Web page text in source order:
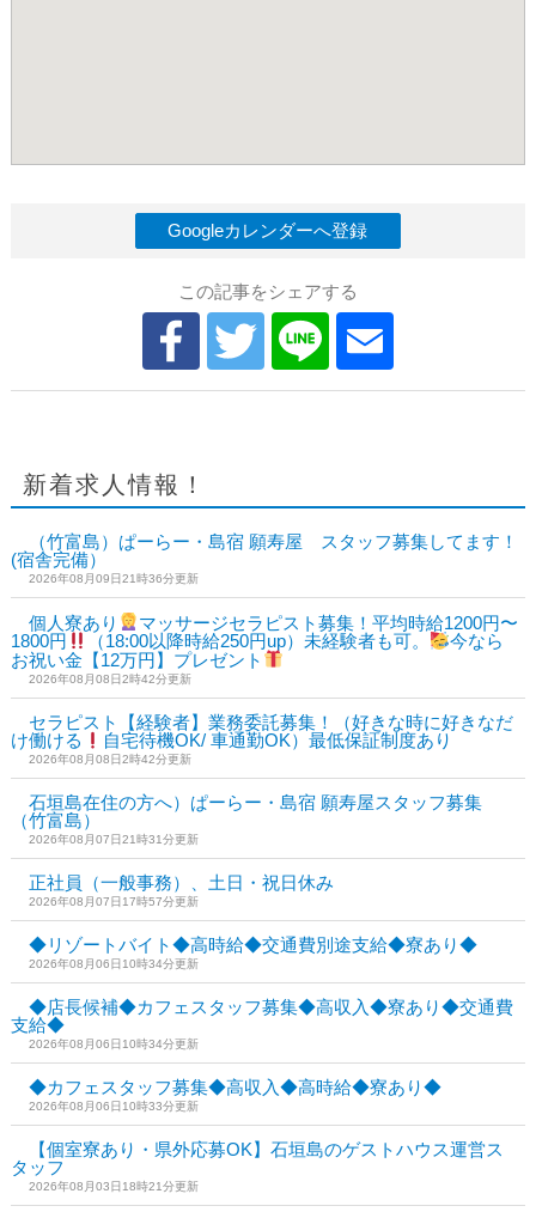
Googleカレンダーへ登録
この記事をシェアする
新着求人情報！
（竹富島）ぱーらー・島宿 願寿屋 スタッフ募集してます！
(宿舎完備）
2026年08月09日21時36分更新
個人寮あり
マッサージセラピスト募集！平均時給1200円〜
1800円
（18:00以降時給250円up）未経験者も可。
今なら
お祝い金【12万円】プレゼント
2026年08月08日2時42分更新
セラピスト【経験者】業務委託募集！（好きな時に好きなだ
け働ける
自宅待機OK/ 車通勤OK）最低保証制度あり
2026年08月08日2時42分更新
石垣島在住の方へ）ぱーらー・島宿 願寿屋スタッフ募集
（竹富島）
2026年08月07日21時31分更新
正社員（一般事務）、土日・祝日休み
2026年08月07日17時57分更新
◆リゾートバイト◆高時給◆交通費別途支給◆寮あり◆
2026年08月06日10時34分更新
◆店長候補◆カフェスタッフ募集◆高収入◆寮あり◆交通費
支給◆
2026年08月06日10時34分更新
◆カフェスタッフ募集◆高収入◆高時給◆寮あり◆
2026年08月06日10時33分更新
【個室寮あり・県外応募OK】石垣島のゲストハウス運営ス
タッフ
2026年08月03日18時21分更新